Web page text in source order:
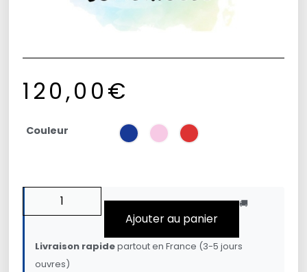
120,00€
Couleur
Ajouter au panier
🚚
Livraison rapidepartout en France (3-5 jours
ouvres)